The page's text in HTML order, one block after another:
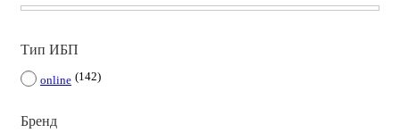
Тип ИБП
online 142
Бренд